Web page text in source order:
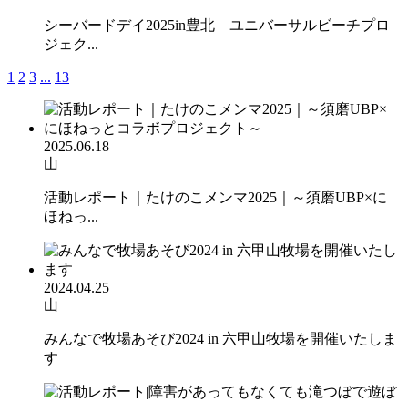
シーバードデイ2025in豊北 ユニバーサルビーチプロ
ジェク...
1 2 3 ... 13
2025.06.18
山
活動レポート｜たけのこメンマ2025｜～須磨UBP×に
ほねっ...
2024.04.25
山
みんなで牧場あそび2024 in 六甲山牧場を開催いたしま
す